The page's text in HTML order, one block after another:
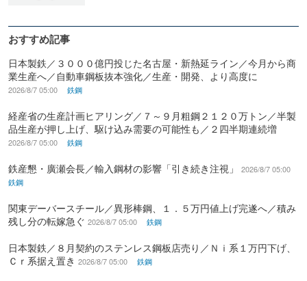
おすすめ記事
日本製鉄／３０００億円投じた名古屋・新熱延ライン／今月から商
業生産へ／自動車鋼板抜本強化／生産・開発、より高度に
2026/8/7 05:00 鉄鋼
経産省の生産計画ヒアリング／７～９月粗鋼２１２０万トン／半製
品生産が押し上げ、駆け込み需要の可能性も／２四半期連続増
2026/8/7 05:00 鉄鋼
鉄産懇・廣瀬会長／輸入鋼材の影響「引き続き注視」
2026/8/7 05:00
鉄鋼
関東デーバースチール／異形棒鋼、１．５万円値上げ完遂へ／積み
残し分の転嫁急ぐ 2026/8/7 05:00 鉄鋼
日本製鉄／８月契約のステンレス鋼板店売り／Ｎｉ系１万円下げ、
Ｃｒ系据え置き 2026/8/7 05:00 鉄鋼